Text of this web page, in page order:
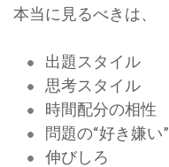
本当に見るべきは、
出題スタイル
思考スタイル
時間配分の相性
問題の“好き嫌い”
伸びしろ